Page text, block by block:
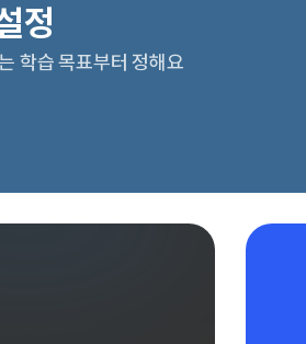
정
학습 목표부터 정해요